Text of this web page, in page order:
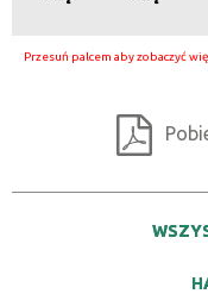
Miejsce
Organizator